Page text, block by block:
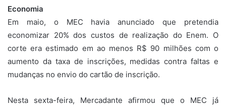
Economia
Em maio, o MEC havia anunciado que pretendia
economizar 20% dos custos de realização do Enem. O
corte era estimado em ao menos R$ 90 milhões com o
aumento da taxa de inscrições, medidas contra faltas e
mudanças no envio do cartão de inscrição.
Nesta sexta-feira, Mercadante afirmou que o MEC já